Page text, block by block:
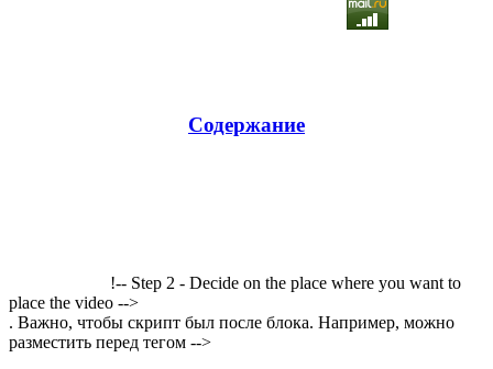
Содержание
!-- Step 2 - Decide on the place where you want to
place the video -->
. Важно, чтобы скрипт был после блока. Например, можно
разместить перед тегом -->